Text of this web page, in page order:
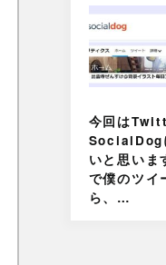
今回は
SocialDog
いと思いま
で僕のツイ
ら、…